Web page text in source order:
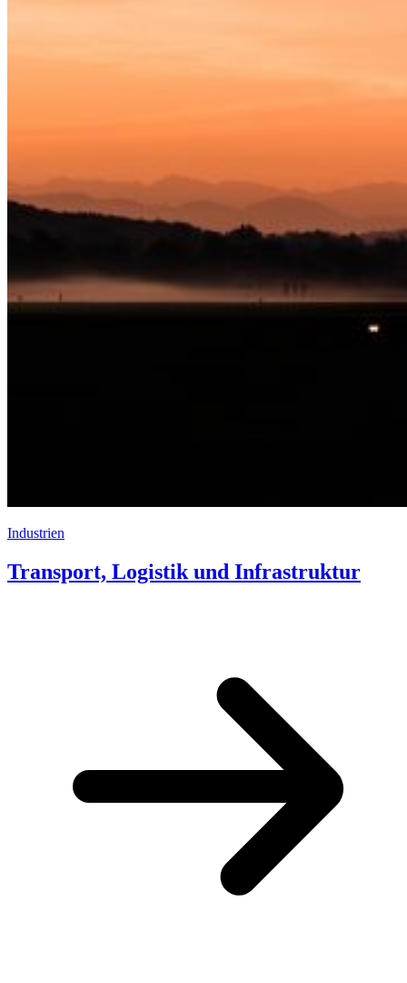
Industrien
Transport, Logistik und Infrastruktur